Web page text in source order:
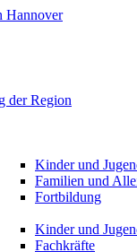
der Region
Kinder und
Familien und
Fortbildung
Kinder und
Fachkräfte